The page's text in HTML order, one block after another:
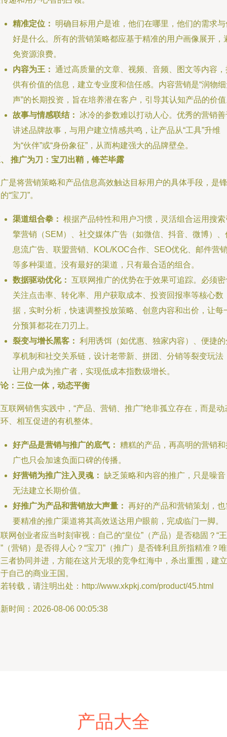
精准定位：
明确目标用户是谁，他们在哪里，他们的需求与
好是什么。所有的营销策略都应基于精准的用户画像展开，
免资源浪费。
内容为王： 通过高质量的文章、视频、音频、图文等内容，
供有价值的信息，建立专业度和信任感。内容营销是“润物
声”的长期投资，旨在培养潜在客户，引导其认知产品的价
故事与情感联结：
冰冷的参数难以打动人心。优秀的营销善
讲述品牌故事，与用户建立情感共鸣，让产品从“工具”升维
为“伙伴”或“身份象征”，从而构建强大的品牌壁垒。
推广为刀：宝刀出鞘，锋芒毕露
是将营销策略和产品信息高效触达目标用户的具体手段，是锋
“宝刀”。
渠道组合拳： 根据产品特性和用户习惯，灵活组合运用搜索
擎营销（SEM）、社交媒体广告（如微信、抖音、微博）、
息流广告、联盟营销、KOL/KOC合作、SEO优化、邮件营
等多种渠道。没有最好的渠道，只有最合适的组合。
数据驱动优化： 互联网推广的优势在于效果可追踪。必须密
关注点击率、转化率、用户获取成本、投资回报率等核心数
据，实时分析，快速调整投放策略、创意内容和出价，让每
分预算都花在刀刃上。
裂变与增长黑客： 利用诱饵（如优惠、独家内容）、便捷的
享机制和社交关系链，设计老带新、拼团、分销等裂变玩法
让用户成为推广者，实现低成本指数级增长。
：三位一体，动态平衡
联网销售实践中，“产品、营销、推广”绝非孤立存在，而是动
、相互促进的有机整体。
好产品是营销与推广的底气： 糟糕的产品，再高明的营销和
广也只会加速负面口碑的传播。
好营销为推广注入灵魂： 缺乏策略和内容的推广，只是噪音
无法建立长期价值。
好推广为产品和营销放大声量： 再好的产品和营销策划，也
要精准的推广渠道将其高效送达用户眼前，完成临门一脚。
网创业者应当时刻审视：自己的“皇位”（产品）是否稳固？“王
（营销）是否得人心？“宝刀”（推广）是否锋利且所指精准？唯
者协同并进，方能在这片无垠的竞争红海中，杀出重围，建立
自己的商业王国。
转载，请注明出处：http://www.xkpkj.com/product/45.html
时间：2026-08-06 00:05:38
产品大全